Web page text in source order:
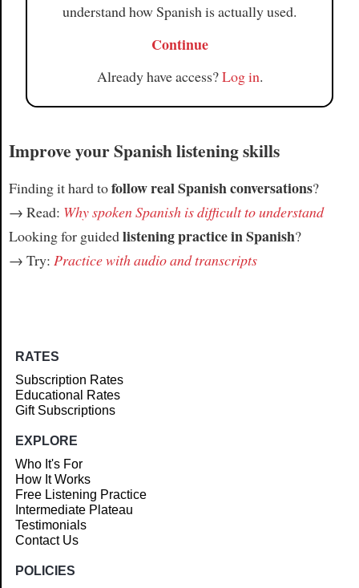
understand how Spanish is actually used.
Continue
Already have access?Log in.
Improve your Spanish listening skills
Finding it hard tofollow real Spanish conversations?
→ Read: Why spoken Spanish is difficult to understand
Looking for guidedlistening practice in Spanish?
→ Try: Practice with audio and transcripts
RATES
Subscription Rates
Educational Rates
Gift Subscriptions
EXPLORE
Who It's For
How It Works
Free Listening Practice
Intermediate Plateau
Testimonials
Contact Us
POLICIES